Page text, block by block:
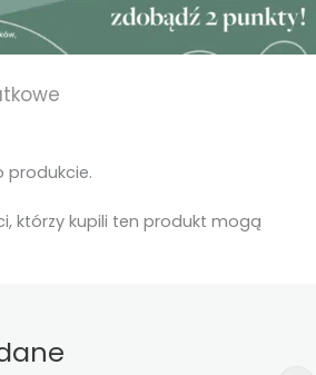
produkcie.
którzy kupili ten produkt mogą